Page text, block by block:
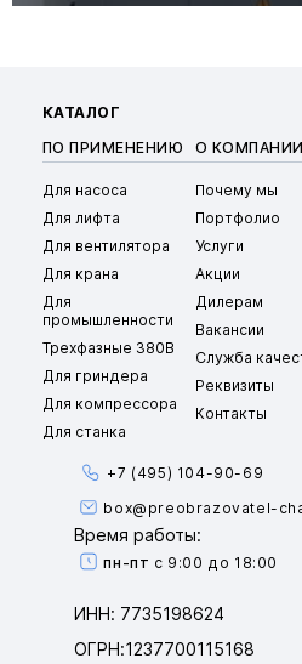
КАТАЛОГ
ПО ПРИМЕНЕНИЮ
Для насоса
Для лифта
Для вентилятора
Для крана
Для
промышленности
Трехфазные 380В
Для гриндера
Для компрессора
Для станка
О КОМПАНИИ
Почему мы
Портфолио
Услуги
Акции
Дилерам
Вакансии
Служба
Реквизиты
Контакты
+7 (495) 104-90-69
box@preobrazovatel-
Время работы:
пн-пт с 9:00 до 18:00
ИНН: 7735198624
ОГРН:1237700115168